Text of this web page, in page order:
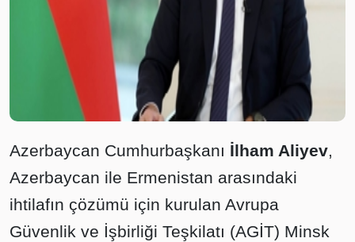
Azerbaycan Cumhurbaşkanı İlham Aliyev,
Azerbaycan ile Ermenistan arasındaki
ihtilafın çözümü için kurulan Avrupa
Güvenlik ve İşbirliği Teşkilatı (AGİT) Minsk